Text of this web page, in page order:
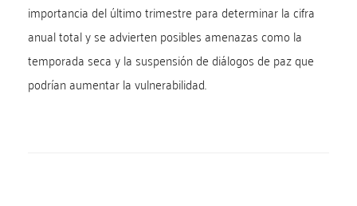
importancia del último trimestre para determinar la cifra
anual total y se advierten posibles amenazas como la
temporada seca y la suspensión de diálogos de paz que
podrían aumentar la vulnerabilidad.